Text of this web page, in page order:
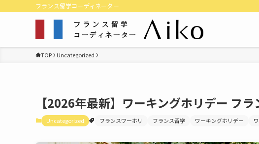
フランス留学コーディネーター
TOP Uncategorized
【2026年最新】ワーキングホリデー フ
Uncategorized フランスワーホリ フランス留学 ワーキングホリデー